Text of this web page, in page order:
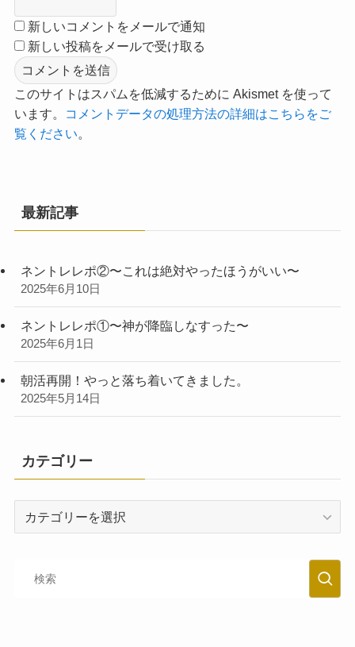
新しいコメントをメールで通知
新しい投稿をメールで受け取る
このサイトはスパムを低減するために Akismet を使って
います。
コメントデータの処理方法の詳細はこちらをご
覧ください
最新記事
ネントレレポ②〜これは絶対やったほうがいい〜
2025年6月10日
ネントレレポ①〜神が降臨しなすった〜
2025年6月1日
朝活再開！やっと落ち着いてきました。
2025年5月14日
カテゴリー